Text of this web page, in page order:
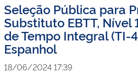
Seleção Pública para
Substituto EBTT, Nível
de Tempo Integral (TI-
Espanhol
18/06/2024 17:39